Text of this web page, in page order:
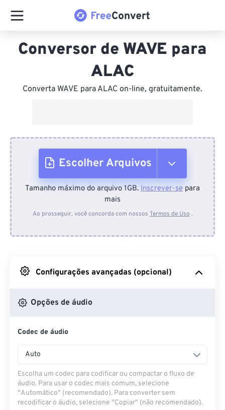
Conversor de WAVE para
ALAC
Converta WAVE para ALAC on-line, gratuitamente.
Escolher Arquivos
Do dispositivo
Do Google Drive
Do OneDrive
Tamanho máximo do arquivo 1GB. Inscrever-se para
mais
Ao prosseguir, você concorda com nossos Termos de Uso .
Configurações avançadas (opcional)
Opções de áudio
Codec de áudio
Auto
Escolha um codec para codificar ou compactar o fluxo de
áudio. Para usar o codec mais comum, selecione
"Automático" (recomendado). Para converter sem
recodificar o áudio, selecione "Copiar" (não recomendado).